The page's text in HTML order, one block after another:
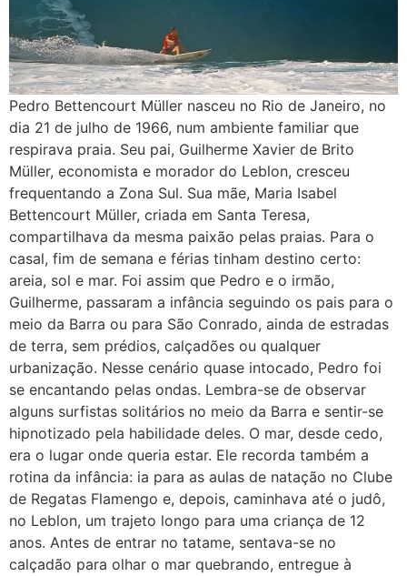
Pedro Bettencourt Müller nasceu no Rio de Janeiro, no
dia 21 de julho de 1966, num ambiente familiar que
respirava praia. Seu pai, Guilherme Xavier de Brito
Müller, economista e morador do Leblon, cresceu
frequentando a Zona Sul. Sua mãe, Maria Isabel
Bettencourt Müller, criada em Santa Teresa,
compartilhava da mesma paixão pelas praias. Para o
casal, fim de semana e férias tinham destino certo:
areia, sol e mar. Foi assim que Pedro e o irmão,
Guilherme, passaram a infância seguindo os pais para o
meio da Barra ou para São Conrado, ainda de estradas
de terra, sem prédios, calçadões ou qualquer
urbanização. Nesse cenário quase intocado, Pedro foi
se encantando pelas ondas. Lembra-se de observar
alguns surfistas solitários no meio da Barra e sentir-se
hipnotizado pela habilidade deles. O mar, desde cedo,
era o lugar onde queria estar. Ele recorda também a
rotina da infância: ia para as aulas de natação no Clube
de Regatas Flamengo e, depois, caminhava até o judô,
no Leblon, um trajeto longo para uma criança de 12
anos. Antes de entrar no tatame, sentava-se no
calçadão para olhar o mar quebrando, entregue à